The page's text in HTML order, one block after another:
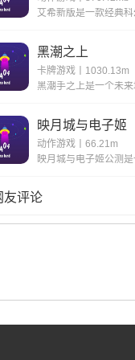
黑潮之上
卡牌游戏丨1030.13m
映月城与电子姬
动作游戏丨66.21m
友评论